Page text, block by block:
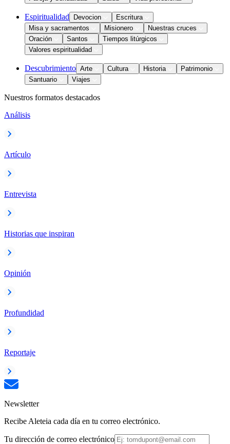
Espiritualidad Devocion
Escritura
Misa y sacramentos
Misionero
Nuestras cruces
Oración
Santos
Tiempos litúrgicos
Valores espiritualidad
Descubrimiento Arte Cultura Historia
Patrimonio
Santuario
Viajes
Nuestros formatos destacados
Análisis
Artículo
Entrevista
Historias que inspiran
Opinión
Profundidad
Reportaje
Newsletter
Recibe Aleteia cada día en tu correo electrónico.
Tu dirección de correo electrónico